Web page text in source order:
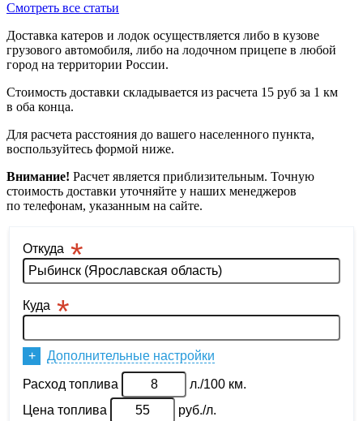
Смотреть все статьи
Доставка катеров и лодок осуществляется либо в кузове
грузового автомобиля, либо на лодочном прицепе в любой
город на территории России.
Стоимость доставки складывается из расчета 15 руб за 1 км
в оба конца.
Для расчета расстояния до вашего населенного пункта,
воспользуйтесь формой ниже.
Внимание! Расчет является приблизительным. Точную
стоимость доставки уточняйте у наших менеджеров
по телефонам, указанным на сайте.